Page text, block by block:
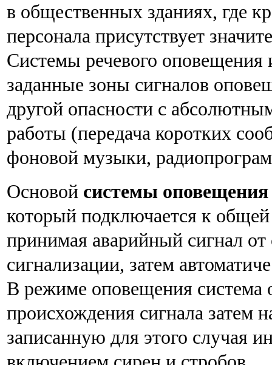
в общественных зданиях, где
персонала присутствует
Системы речевого оповещения
заданные зоны сигналов
другой опасности с
работы (передача коротких
фоновой музыки,
Основой системы оповещения
который подключается к общей
принимая аварийный сигнал
сигнализации, затем
В режиме оповещения система
происхождения сигнала затем
записанную для этого случая